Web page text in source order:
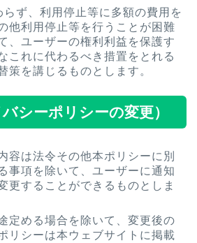
ず、利用停止等に多額の費用を
他利用停止等を行うことが困難
、ユーザーの権利利益を保護す
これに代わるべき措置をとれる
策を講じるものとします。
シーポリシーの変更）
容は法令その他本ポリシーに別
事項を除いて、ユーザーに通知
更することができるものとしま
定める場合を除いて、変更後の
リシーは本ウェブサイトに掲載